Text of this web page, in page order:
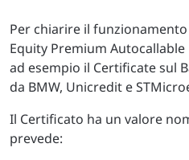
Per chiarire il
Equity Premium
ad esempio il Certificate sul
da BMW, Unicredit e
Il Certificato ha un valore
prevede: